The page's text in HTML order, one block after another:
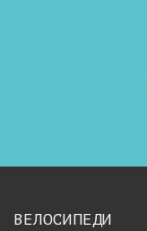
ВЕЛОСИПЕДИ